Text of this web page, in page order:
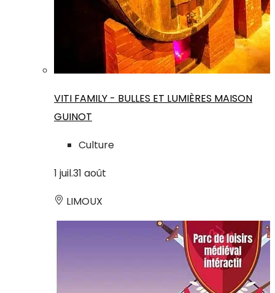
VITI FAMILY - BULLES ET LUMIÈRES MAISON
GUINOT
Culture
1 juil.31 août
LIMOUX